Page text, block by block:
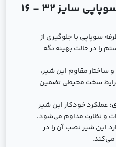
مزایای شیر یکطرفه سوپاپی سایز 32 - 16
سوپاپی با جلوگیری از
را در حالت بهینه نگه
ساختار مقاوم این شیر،
شرایط سخت محیطی تضمین
عملکرد خودکار این شیر
و نظارت مداوم می‌شود.
این شیر نصب آن را در